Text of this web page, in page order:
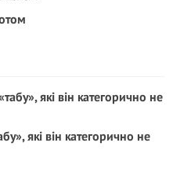
які він категорично не